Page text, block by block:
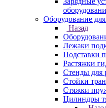
Оборудование для
Назад
Лежаки
Подставки
Растяжки
Стенды для
Стойки
Стяжки
Цилиндры